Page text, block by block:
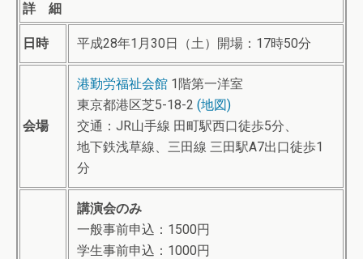
詳 細
日時 平成28年1月30日（土）開場：17時50分
会場
港勤労福祉会館 1階第一洋室
東京都港区芝5-18-2 (地図)
交通：JR山手線 田町駅西口徒歩5分、
地下鉄浅草線、三田線 三田駅A7出口徒歩1
分
講演会のみ
一般事前申込：1500円
学生事前申込：1000円